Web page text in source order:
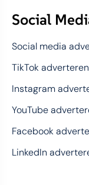
Social
Social media
TikTok adverteren
Instagram
YouTube
Facebook
LinkedIn